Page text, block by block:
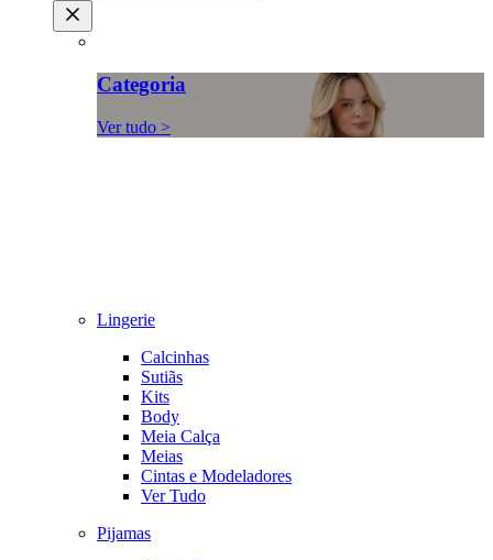
Categoria
Ver tudo >
Lingerie
Calcinhas
Sutiãs
Kits
Body
Meia Calça
Meias
Cintas e Modeladores
Ver Tudo
Pijamas